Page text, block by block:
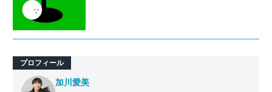
プロフィール
加川愛美